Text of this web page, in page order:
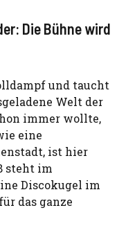
Die Bühne wird
und taucht
Welt der
immer wollte,
eine
ist hier
steht im
Discokugel im
das ganze